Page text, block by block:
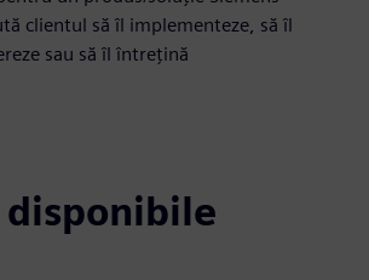
clientul să îl implementeze, să îl
sau să îl întrețină
disponibile